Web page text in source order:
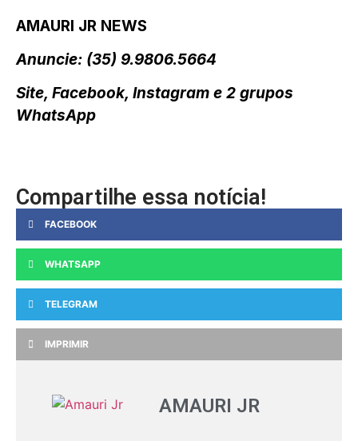
AMAURI JR NEWS
Anuncie: (35) 9.9806.5664
Site, Facebook, Instagram e 2 grupos
WhatsApp
Compartilhe essa notícia!
FACEBOOK
WHATSAPP
TELEGRAM
IMPRIMIR
AMAURI JR